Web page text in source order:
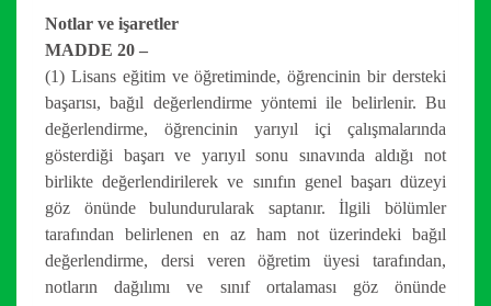
Notlar ve işaretler
MADDE 20 –
(1) Lisans eğitim ve öğretiminde, öğrencinin bir dersteki
başarısı, bağıl değerlendirme yöntemi ile belirlenir. Bu
değerlendirme, öğrencinin yarıyıl içi çalışmalarında
gösterdiği başarı ve yarıyıl sonu sınavında aldığı not
birlikte değerlendirilerek ve sınıfın genel başarı düzeyi
göz önünde bulundurularak saptanır. İlgili bölümler
tarafından belirlenen en az ham not üzerindeki bağıl
değerlendirme, dersi veren öğretim üyesi tarafından,
notların dağılımı ve sınıf ortalaması göz önünde